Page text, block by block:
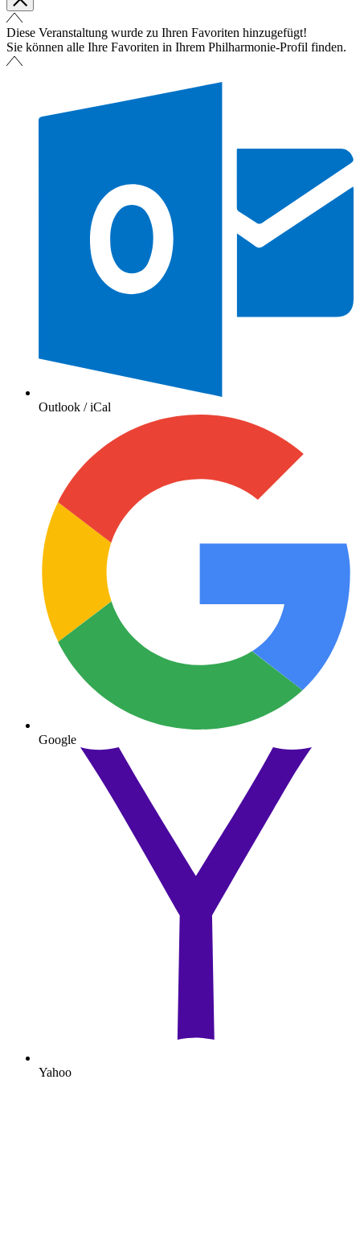
Diese Veranstaltung wurde zu Ihren Favoriten hinzugefügt!
Sie können alle Ihre Favoriten in Ihrem Philharmonie-Profil finden.
Outlook / iCal
Google
Yahoo